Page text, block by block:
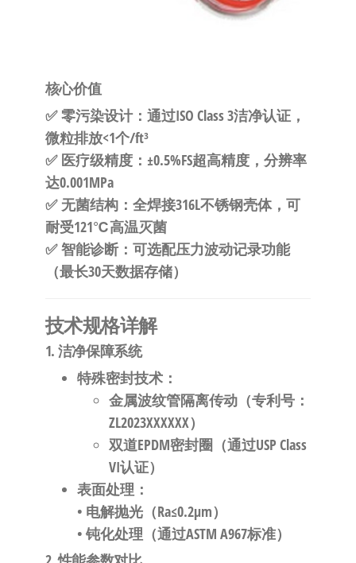
核心价值
✅零污染设计：通过ISO Class 3洁净认证，
微粒排放<1个/ft³
✅ 医疗级精度：±0.5%FS超高精度，分辨率
达0.001MPa
✅ 无菌结构：全焊接316L不锈钢壳体，可
耐受121℃高温灭菌
✅智能诊断：可选配压力波动记录功能
（最长30天数据存储）
技术规格详解
1. 洁净保障系统
特殊密封技术：
金属波纹管隔离传动（专利号：
ZL2023XXXXXX）
双道EPDM密封圈（通过USP Class
VI认证）
表面处理 ：
• 电解抛光（Ra≤0.2μm）
• 钝化处理（通过ASTM A967标准）